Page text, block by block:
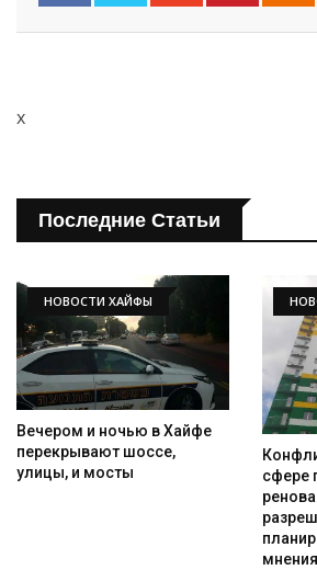
x
Последние Статьи
НОВОСТИ ХАЙФЫ
Вечером и ночью в Хайфе
перекрывают шоссе,
улицы, и мосты
сфере